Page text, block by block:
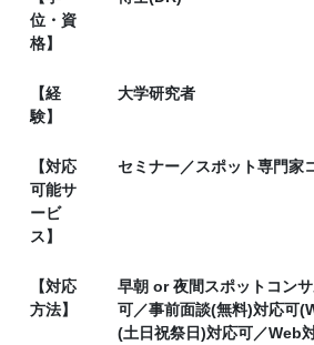
位・資
格】
【経
験】
大学研究者
【対応
可能サ
ービ
ス】
セミナー／スポット専門家
【対応
方法】
早朝 or 夜間スポットコン
可／事前面談(無料)対応可
(土日祝祭日)対応可／Web